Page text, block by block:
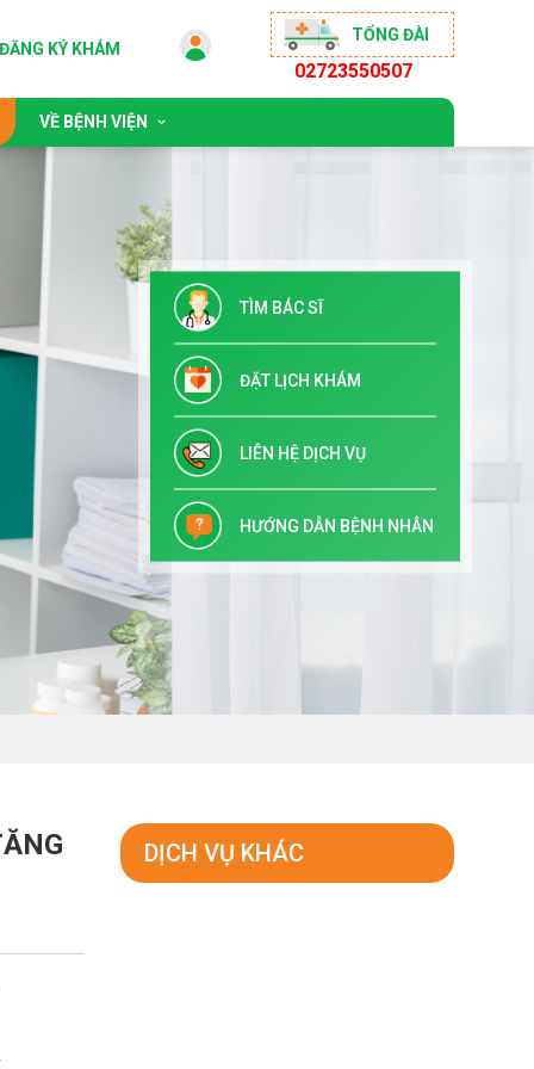
ĐĂNG KÝ KHÁM
TỔNG ĐÀI
02723550507
VỀ BỆNH VIỆN
Đội ngũ bác sĩ
Chỉ đạo tuyến & Đào tạo
Danh mục dịch vụ kỹ thuật
Tuyển dụng
TÌM BÁC SĨ
ĐẶT LỊCH KHÁM
LIÊN HỆ DỊCH VỤ
HƯỚNG DẪN BỆNH NHÂN
DỊCH VỤ KHÁC